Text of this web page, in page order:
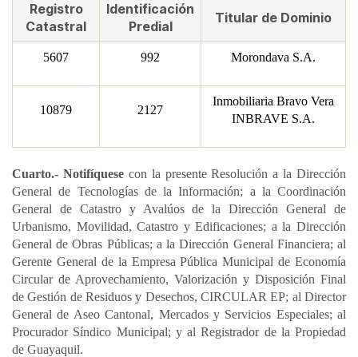
Registro
Catastral
Identificación
Predial
Titular de Dominio
5607 992 Morondava S.A.
10879 2127
Inmobiliaria Bravo Vera
INBRAVE S.A.
Cuarto.- Notifíquesecon la presente Resolución a la Dirección
General de Tecnologías de la Información; a la Coordinación
General de Catastro y Avalúos de la Dirección General de
Urbanismo, Movilidad, Catastro y Edificaciones; a la Dirección
General de Obras Públicas; a la Dirección General Financiera; al
Gerente General de la Empresa Pública Municipal de Economía
Circular de Aprovechamiento, Valorización y Disposición Final
de Gestión de Residuos y Desechos, CIRCULAR EP; al Director
General de Aseo Cantonal, Mercados y Servicios Especiales; al
Procurador Síndico Municipal; y al Registrador de la Propiedad
de Guayaquil.